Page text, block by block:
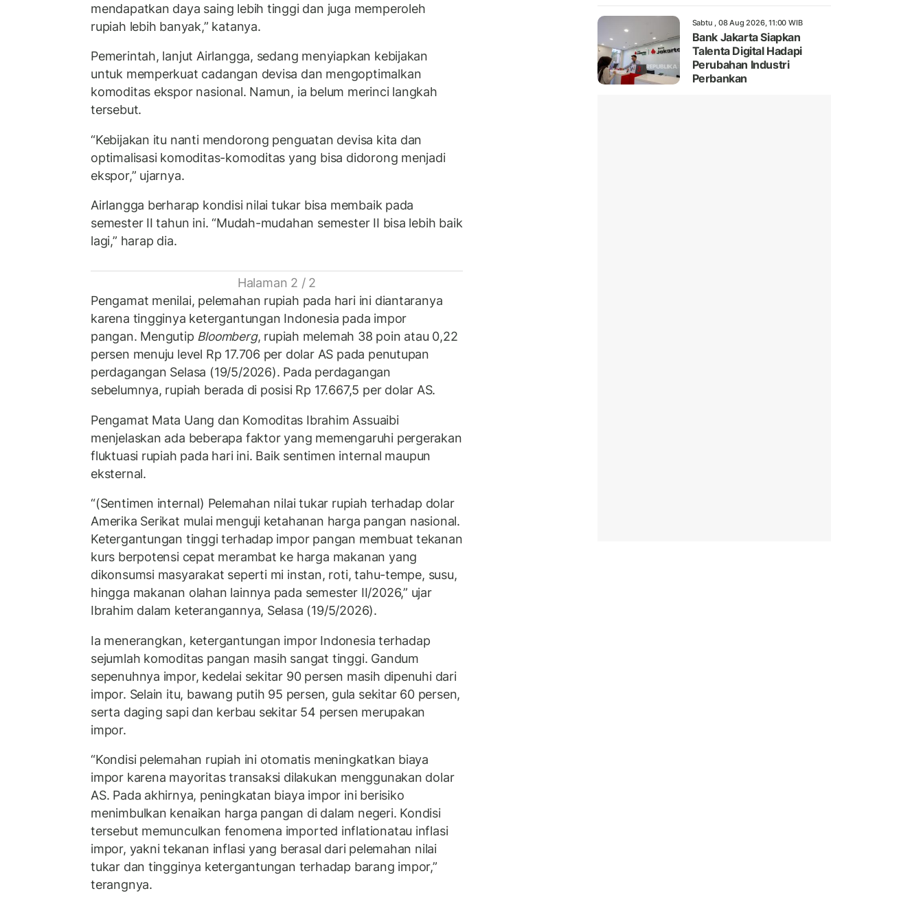
mendapatkan daya saing lebih tinggi dan juga memperoleh
rupiah lebih banyak,” katanya.
Pemerintah, lanjut Airlangga, sedang menyiapkan kebijakan
untuk memperkuat cadangan devisa dan mengoptimalkan
komoditas ekspor nasional. Namun, ia belum merinci langkah
tersebut.
“Kebijakan itu nanti mendorong penguatan devisa kita dan
optimalisasi komoditas-komoditas yang bisa didorong menjadi
ekspor,” ujarnya.
Airlangga berharap kondisi nilai tukar bisa membaik pada
semester II tahun ini. “Mudah-mudahan semester II bisa lebih baik
lagi,” harap dia.
Halaman 2 / 2
Pengamat menilai, pelemahan rupiah pada hari ini diantaranya
karena tingginya ketergantungan Indonesia pada impor
pangan. Mengutip Bloomberg, rupiah melemah 38 poin atau 0,22
persen menuju level Rp 17.706 per dolar AS pada penutupan
perdagangan Selasa (19/5/2026). Pada perdagangan
sebelumnya, rupiah berada di posisi Rp 17.667,5 per dolar AS.
Pengamat Mata Uang dan Komoditas Ibrahim Assuaibi
menjelaskan ada beberapa faktor yang memengaruhi pergerakan
fluktuasi rupiah pada hari ini. Baik sentimen internal maupun
eksternal.
“(Sentimen internal) Pelemahan nilai tukar rupiah terhadap dolar
Amerika Serikat mulai menguji ketahanan harga pangan nasional.
Ketergantungan tinggi terhadap impor pangan membuat tekanan
kurs berpotensi cepat merambat ke harga makanan yang
dikonsumsi masyarakat seperti mi instan, roti, tahu-tempe, susu,
hingga makanan olahan lainnya pada semester II/2026,” ujar
Ibrahim dalam keterangannya, Selasa (19/5/2026).
Ia menerangkan, ketergantungan impor Indonesia terhadap
sejumlah komoditas pangan masih sangat tinggi. Gandum
sepenuhnya impor, kedelai sekitar 90 persen masih dipenuhi dari
impor. Selain itu, bawang putih 95 persen, gula sekitar 60 persen,
serta daging sapi dan kerbau sekitar 54 persen merupakan
impor.
“Kondisi pelemahan rupiah ini otomatis meningkatkan biaya
impor karena mayoritas transaksi dilakukan menggunakan dolar
AS. Pada akhirnya, peningkatan biaya impor ini berisiko
menimbulkan kenaikan harga pangan di dalam negeri. Kondisi
tersebut memunculkan fenomena imported inflationatau inflasi
impor, yakni tekanan inflasi yang berasal dari pelemahan nilai
tukar dan tingginya ketergantungan terhadap barang impor,”
terangnya.
Sabtu , 08 Aug 2026, 11:00 WIB
Bank Jakarta Siapkan
Talenta Digital Hadapi
Perubahan Industri
Perbankan